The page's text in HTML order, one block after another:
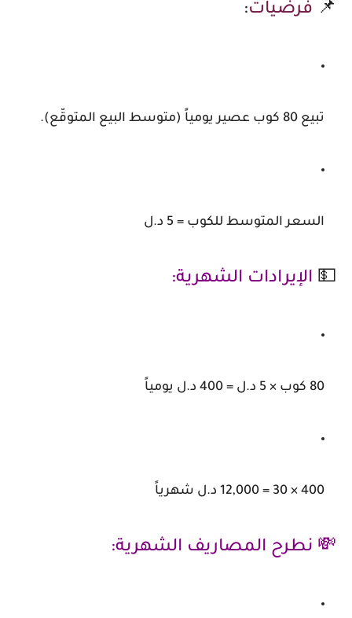
📌 فرضيات:
تبيع 80 كوب عصير يومياً (متوسط البيع المتوقّع).
السعر المتوسط للكوب = 5 د.ل
💵 الإيرادات الشهرية:
80 كوب × 5 د.ل = 400 د.ل يومياً
400 × 30 = 12,000 د.ل شهرياً
💸 نطرح المصاريف الشهرية: